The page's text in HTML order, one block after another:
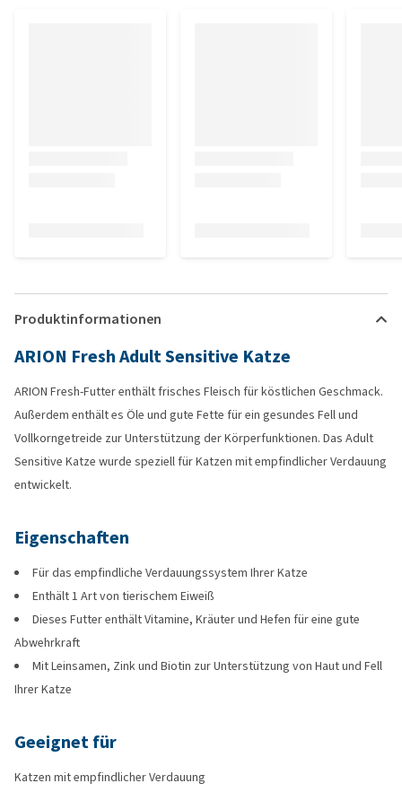
Produktinformationen
ARION Fresh Adult Sensitive Katze
ARION Fresh-Futter enthält frisches Fleisch für köstlichen Geschmack.
Außerdem enthält es Öle und gute Fette für ein gesundes Fell und
Vollkorngetreide zur Unterstützung der Körperfunktionen. Das Adult
Sensitive Katze wurde speziell für Katzen mit empfindlicher Verdauung
entwickelt.
Eigenschaften
Für das empfindliche Verdauungssystem Ihrer Katze
Enthält 1 Art von tierischem Eiweiß
Dieses Futter enthält Vitamine, Kräuter und Hefen für eine gute
Abwehrkraft
Mit Leinsamen, Zink und Biotin zur Unterstützung von Haut und Fell
Ihrer Katze
Geeignet für
Katzen mit empfindlicher Verdauung